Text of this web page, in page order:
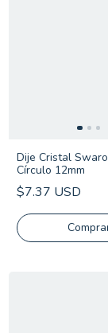
Dije Cristal
Círculo 12mm
$7.37 USD